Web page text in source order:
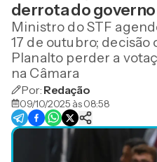
derrota do governo
Ministro do STF
17 de outubro; decisão
Planalto perder a
na Câmara
Por: Redação
09/10/2025 às 08:58